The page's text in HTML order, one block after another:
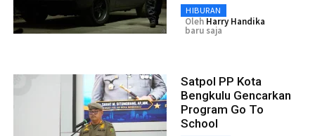
HIBURAN
Oleh Harry Handika
baru saja
Satpol PP Kota
Bengkulu Gencarkan
Program Go To
School